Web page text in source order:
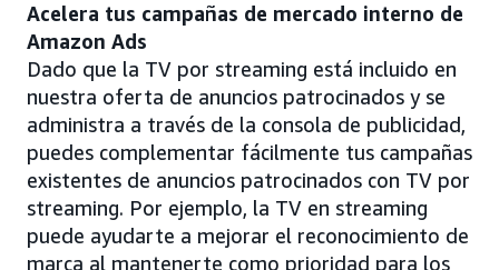
Acelera tus campañas de mercado interno de
Amazon Ads
Dado que la TV por streaming está incluido en
nuestra oferta de anuncios patrocinados y se
administra a través de la consola de publicidad,
puedes complementar fácilmente tus campañas
existentes de anuncios patrocinados con TV por
streaming. Por ejemplo, la TV en streaming
puede ayudarte a mejorar el reconocimiento de
marca al mantenerte como prioridad para los